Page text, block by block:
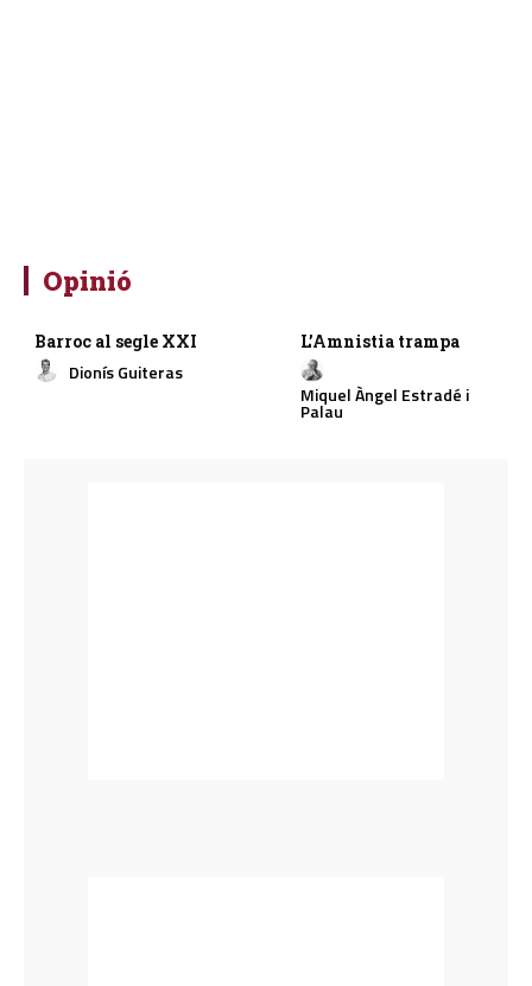
Opinió
Barroc al segle XXI
Dionís Guiteras
L’Amnistia trampa
Miquel Àngel Estradé i
Palau